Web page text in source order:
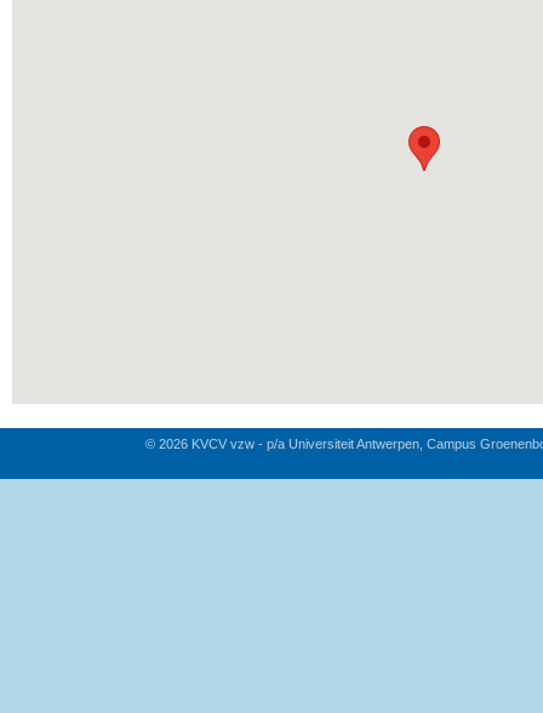
© 2026 KVCV vzw - p/a Universiteit Antwerpen, Campus